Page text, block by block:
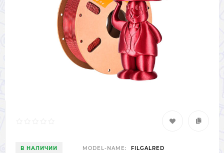
В НАЛИЧИИ MODEL-NAME: FILGALRED